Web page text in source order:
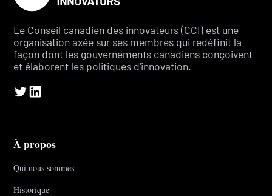
Le Conseil canadien des innovateurs (CCI) est une
organisation axée sur ses membres qui redéfinit la
façon dont les gouvernements canadiens conçoivent
et élaborent les politiques d'innovation.
À propos
Qui nous sommes
Historique